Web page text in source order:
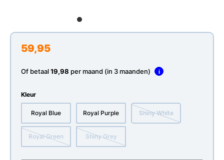
59,95
Of betaal19,98 per maand (in 3 maanden) i
Kleur
Royal Blue Royal Purple Shiny White
Royal Green Shiny Grey